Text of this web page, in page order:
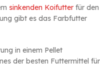
sinkenden Koifutter für den
gibt es das Farbfutter
in einem Pellet
der besten Futtermittel für